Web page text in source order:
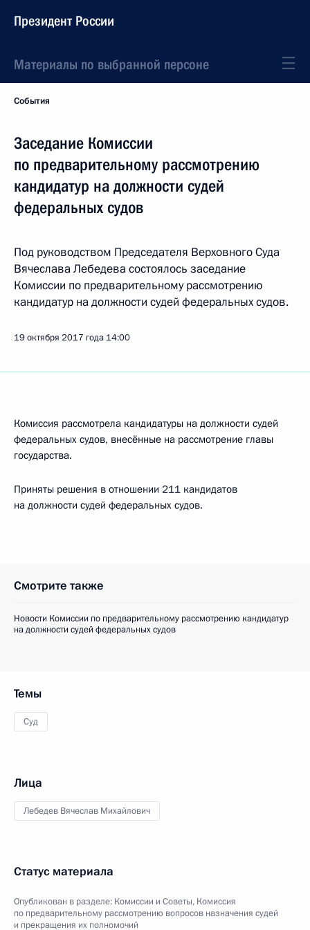
Президент России
Материалы по выбранной персоне
События
Заседание Комиссии
по предварительному рассмотрению
кандидатур на должности судей
федеральных судов
Под руководством Председателя Верховного Суда
Вячеслава Лебедева состоялось заседание
Комиссии по предварительному рассмотрению
кандидатур на должности судей федеральных судов.
19 октября 2017 года 14:00
Комиссия рассмотрела кандидатуры на должности судей
федеральных судов, внесённые на рассмотрение главы
государства.
Приняты решения в отношении 211 кандидатов
на должности судей федеральных судов.
Смотрите также
Новости Комиссии по предварительному рассмотрению кандидатур
на должности судей федеральных судов
Темы
Суд
Лица
Лебедев Вячеслав Михайлович
Статус материала
Опубликован в разделе: Комиссии и Советы, Комиссия
по предварительному рассмотрению вопросов назначения судей
и прекращения их полномочий